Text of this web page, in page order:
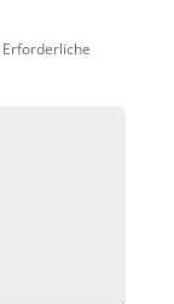
Erforderliche